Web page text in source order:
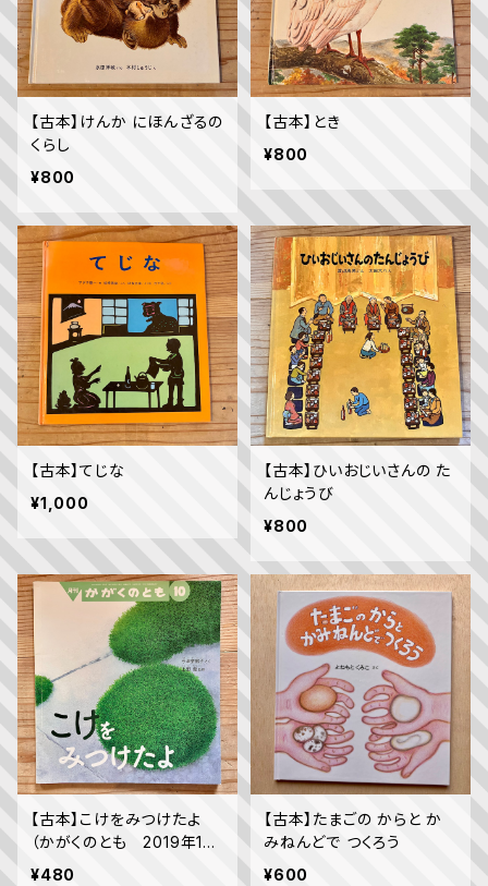
【古本】けんか にほんざるの
くらし
¥800
【古本】とき
¥800
【古本】てじな
¥1,000
【古本】ひいおじいさんの た
んじょうび
¥800
【古本】こけをみつけたよ
（かがくのとも 2019年10
月号）
¥480
【古本】たまごの からと か
みねんどで つくろう
¥600